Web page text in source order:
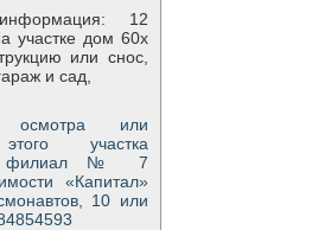
12
участке дом 60х
или снос,
и сад,
или
участка
в филиал № 7
«Капитал»
10 или